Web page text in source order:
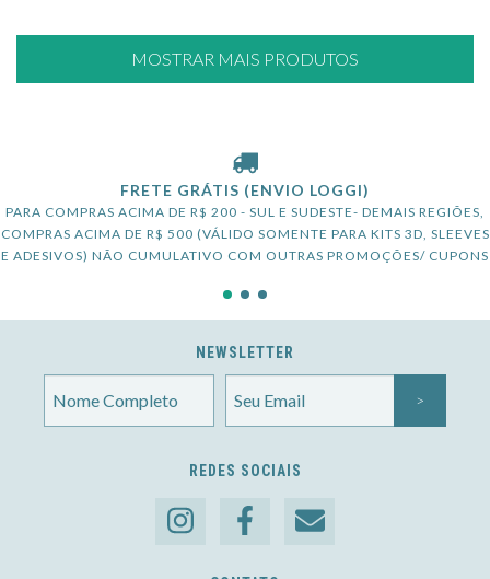
MOSTRAR MAIS PRODUTOS
FRETE GRÁTIS (ENVIO LOGGI)
PARA COMPRAS ACIMA DE R$ 200 - SUL E SUDESTE- DEMAIS REGIÕES,
COMPRAS ACIMA DE R$ 500 (VÁLIDO SOMENTE PARA KITS 3D, SLEEVES
E ADESIVOS) NÃO CUMULATIVO COM OUTRAS PROMOÇÕES/ CUPONS
NEWSLETTER
REDES SOCIAIS